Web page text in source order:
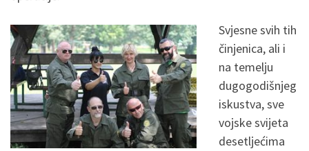
Svjesne svih tih
činjenica, ali i
na temelju
dugogodišnjeg
iskustva, sve
vojske svijeta
desetljećima